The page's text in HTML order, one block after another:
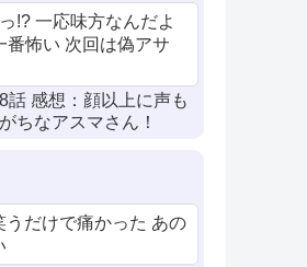
!? 一応味方なんだよ
番怖い 次回は偽アサ
話 感想：顔以上に声も
ちなアスマさん！
うだけで痛かった あの